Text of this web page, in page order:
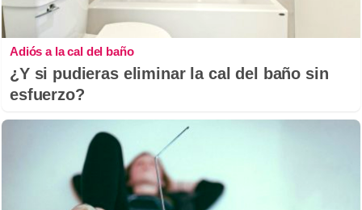
Adiós a la cal del baño
¿Y si pudieras eliminar la cal del baño sin
esfuerzo?